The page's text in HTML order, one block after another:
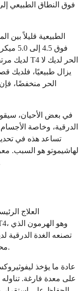
يزال طبيعيًا، فلديك
في بعض الأحيان،
الدرقية، وخاصة
لهاشيموتو هو السبب.
العلاج
تصنعه الغدة
محل ما لا تستطيع الغدة الدرقية إنتاجه بمفردها.
عادة ما يؤخذ
على معدة فارغة.